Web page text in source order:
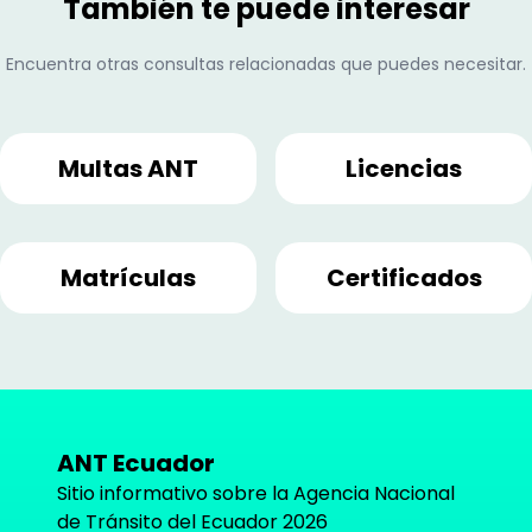
También te puede interesar
Encuentra otras consultas relacionadas que puedes necesitar.
Multas ANT Licencias
Matrículas Certificados
ANT Ecuador
Sitio informativo sobre la Agencia Nacional
de Tránsito del Ecuador2026